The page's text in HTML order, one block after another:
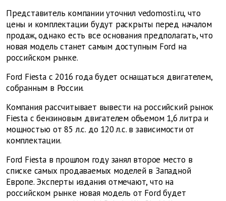
Представитель компании уточнил vedomosti.ru, что
цены и комплектации будут раскрыты перед началом
продаж, однако есть все основания предполагать, что
новая модель станет самым доступным Ford на
российском рынке.
Ford Fiesta с 2016 года будет оснащаться двигателем,
собранным в России.
Компания рассчитывает вывести на российский рынок
Fiesta с бензиновым двигателем объемом 1,6 литра и
мощностью от 85 л.с. до 120 л.с. в зависимости от
комплектации.
Ford Fiesta в прошлом году занял второе место в
списке самых продаваемых моделей в Западной
Европе. Эксперты издания отмечают, что на
российском рынке новая модель от Ford будет